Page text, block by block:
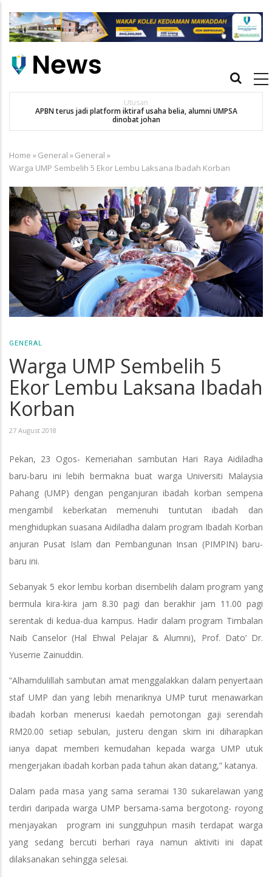
main
Main
Utusan
APBN terus jadi platform iktiraf usaha belia, alumni UMPSA
dinobat johan
Breadcrumb
Home »General »General »
Warga UMP Sembelih 5 Ekor Lembu Laksana Ibadah Korban
GENERAL
Warga UMP Sembelih 5
Ekor Lembu Laksana Ibadah
Korban
27 August 2018
Pekan, 23 Ogos- Kemeriahan sambutan Hari Raya Aidiladha
baru-baru ini lebih bermakna buat warga Universiti Malaysia
Pahang (UMP) dengan penganjuran ibadah korban sempena
mengambil keberkatan memenuhi tuntutan ibadah dan
menghidupkan suasana Aidiladha dalam program Ibadah Korban
anjuran Pusat Islam dan Pembangunan Insan (PIMPIN) baru-
baru ini.
Sebanyak 5 ekor lembu korban disembelih dalam program yang
bermula kira-kira jam 8.30 pagi dan berakhir jam 11.00 pagi
serentak di kedua-dua kampus. Hadir dalam program Timbalan
Naib Canselor (Hal Ehwal Pelajar & Alumni), Prof. Dato’ Dr.
Yuserrie Zainuddin.
“Alhamdulillah sambutan amat menggalakkan dalam penyertaan
staf UMP dan yang lebih menariknya UMP turut menawarkan
ibadah korban menerusi kaedah pemotongan gaji serendah
RM20.00 setiap sebulan, justeru dengan skim ini diharapkan
ianya dapat memberi kemudahan kepada warga UMP utuk
mengerjakan ibadah korban pada tahun akan datang,” katanya.
Dalam pada masa yang sama seramai 130 sukarelawan yang
terdiri daripada warga UMP bersama-sama bergotong- royong
menjayakan program ini sungguhpun masih terdapat warga
yang sedang bercuti berhari raya namun aktiviti ini dapat
dilaksanakan sehingga selesai.